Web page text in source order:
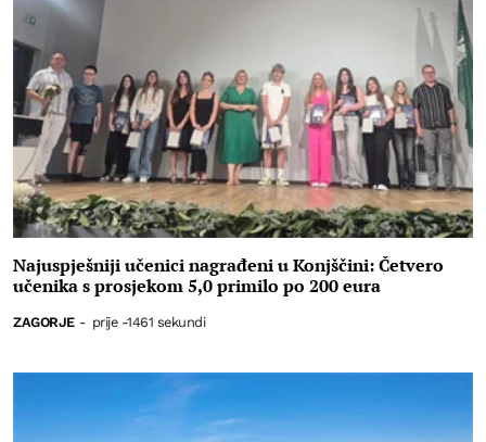
Najuspješniji učenici nagrađeni u Konjščini: Četvero
učenika s prosjekom 5,0 primilo po 200 eura
ZAGORJE - prije -1461 sekundi